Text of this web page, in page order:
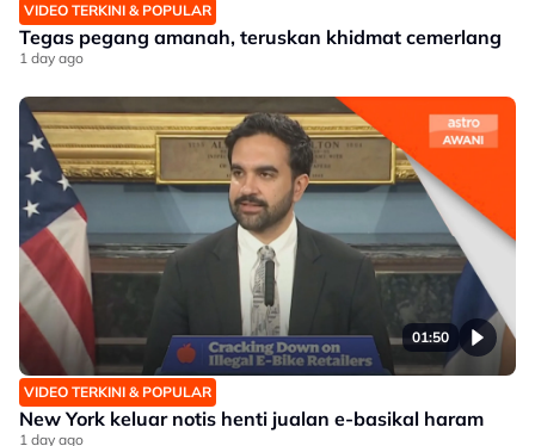
VIDEO TERKINI & POPULAR
Tegas pegang amanah, teruskan khidmat cemerlang
1 day ago
01:50
VIDEO TERKINI & POPULAR
New York keluar notis henti jualan e-basikal haram
1 day ago